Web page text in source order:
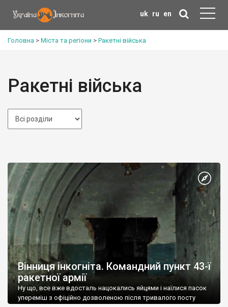
uk ru en
Головна > Міста та регіони > Ракетні війська
Ракетні війська
Вінниця інкогніта. Командний пункт 43-ї
ракетної армії
Ну що, все вже вдосталь нацокались яйцями і наїлися пасок
упереміш з офіційно дозволеною після тривалого посту